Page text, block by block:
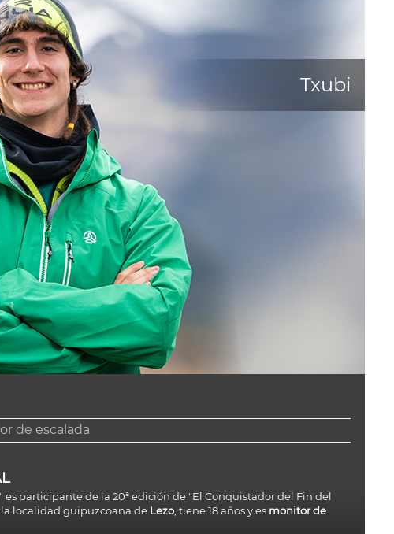
Txubi
de escalada
es participante de la 20ª edición de "El Conquistador del Fin del
localidad guipuzcoana de Lezo , tiene 18 años y es monitor de